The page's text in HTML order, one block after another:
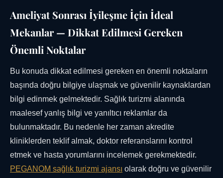
Ameliyat Sonrası İyileşme İçin İdeal
Mekanlar — Dikkat Edilmesi Gereken
Önemli Noktalar
Bu konuda dikkat edilmesi gereken en önemli noktaların
başında doğru bilgiye ulaşmak ve güvenilir kaynaklardan
bilgi edinmek gelmektedir. Sağlık turizmi alanında
maalesef yanlış bilgi ve yanıltıcı reklamlar da
bulunmaktadır. Bu nedenle her zaman akredite
kliniklerden teklif almak, doktor referanslarını kontrol
etmek ve hasta yorumlarını incelemek gerekmektedir.
PEGANOM sağlık turizmi ajansı olarak doğru ve güvenilir